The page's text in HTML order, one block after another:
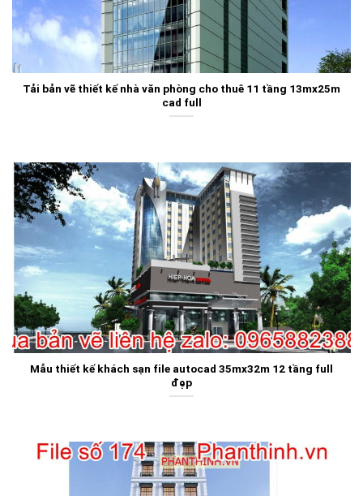
Tải bản vẽ thiết kế nhà văn phòng cho thuê 11 tầng 13mx25m
cad full
Mẫu thiết kế khách sạn file autocad 35mx32m 12 tầng full
đẹp